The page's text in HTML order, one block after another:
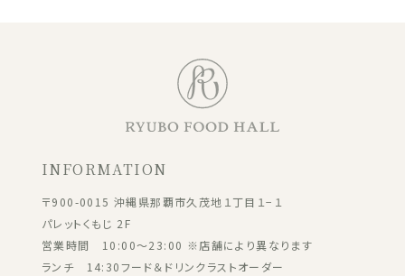
INFORMATION
〒900-0015 沖縄県那覇市久茂地１丁目１−１
パレットくもじ 2F
営業時間 10:00～23:00 ※店舗により異なります
ランチ 14:30フード＆ドリンクラストオーダー